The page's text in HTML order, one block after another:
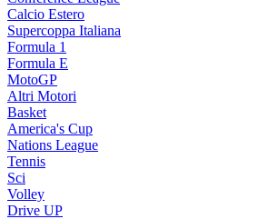
Calcio Estero
Supercoppa Italiana
Formula 1
Formula E
MotoGP
Altri Motori
Basket
America's Cup
Nations League
Tennis
Sci
Volley
Drive UP